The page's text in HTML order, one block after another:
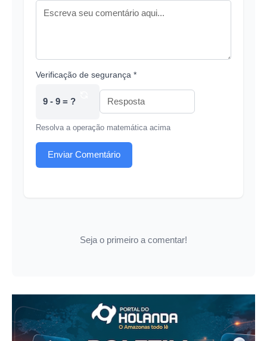
Verificação de segurança *
9 - 9 = ?
Resolva a operação matemática acima
Enviar Comentário
Seja o primeiro a comentar!